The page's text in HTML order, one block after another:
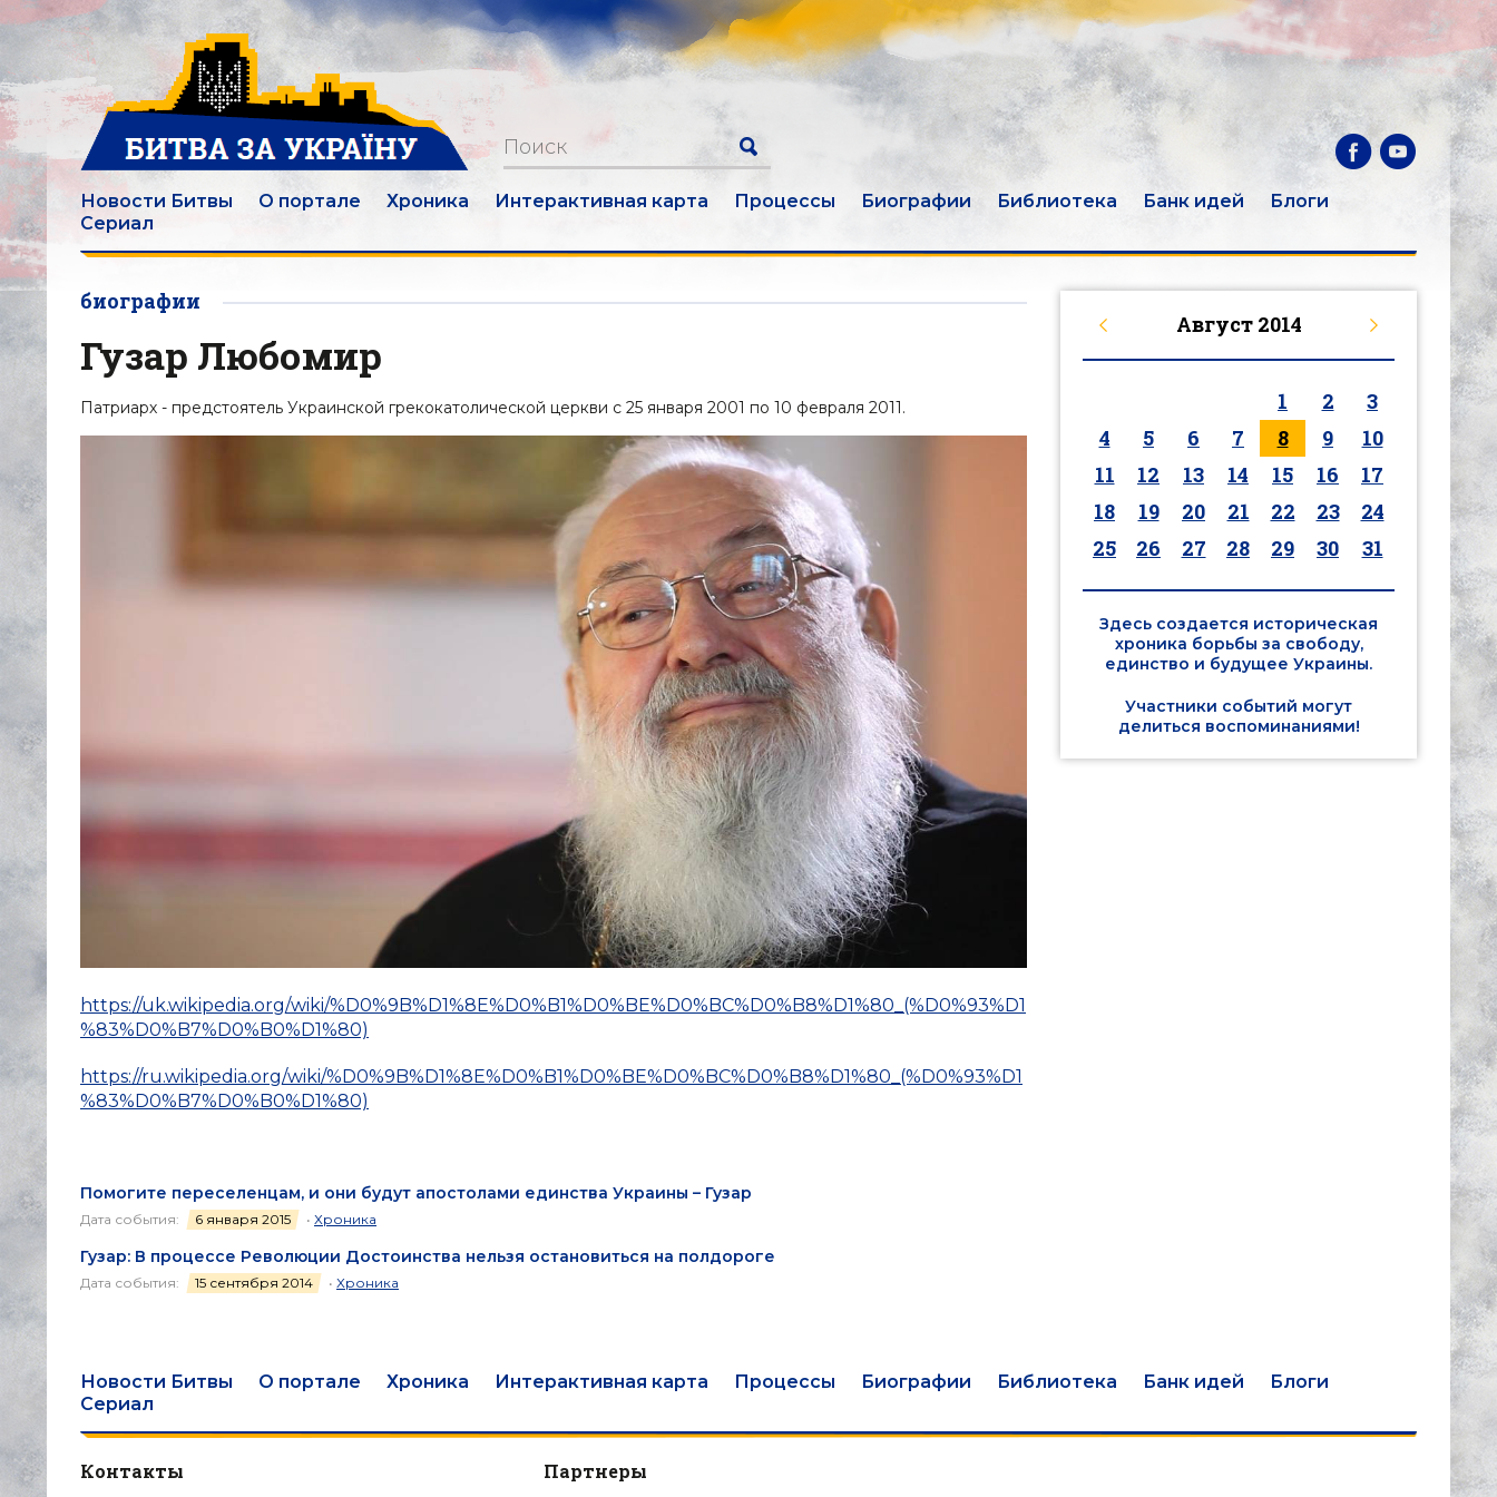
Новости Битвы О портале Хроника Интерактивная карта Процессы Биографии Библиотека Банк идей
Блоги
Сериал
биографии
Гузар Любомир
Патриарх - предстоятель Украинской грекокатолической церкви с 25 января 2001 по 10 февраля 2011.
https://uk.wikipedia.org/wiki/%D0%9B%D1%8E%D0%B1%D0%BE%D0%BC%D0%B8%D1%80_(%D0%93%D1
%83%D0%B7%D0%B0%D1%80)
https://ru.wikipedia.org/wiki/%D0%9B%D1%8E%D0%B1%D0%BE%D0%BC%D0%B8%D1%80_(%D0%93%D1
%83%D0%B7%D0%B0%D1%80)
Помогите переселенцам, и они будут апостолами единства Украины – Гузар
Дата события: 6 января 2015 • Хроника
Гузар: В процессе Революции Достоинства нельзя остановиться на полдороге
Дата события: 15 сентября 2014 • Хроника
Август 2014
1 2
3
4
5 6 7 8 9
10
11
12 13 14 15 16
17
18
19 20 21 22 23
24
25
26 27 28 29 30 31
Здесь создается историческая
хроника борьбы за свободу,
единство и будущее Украины.
Участники событий могут
делиться воспоминаниями!
Новости Битвы О портале Хроника Интерактивная карта Процессы Биографии Библиотека Банк идей
Блоги
Сериал
Контакты Партнеры